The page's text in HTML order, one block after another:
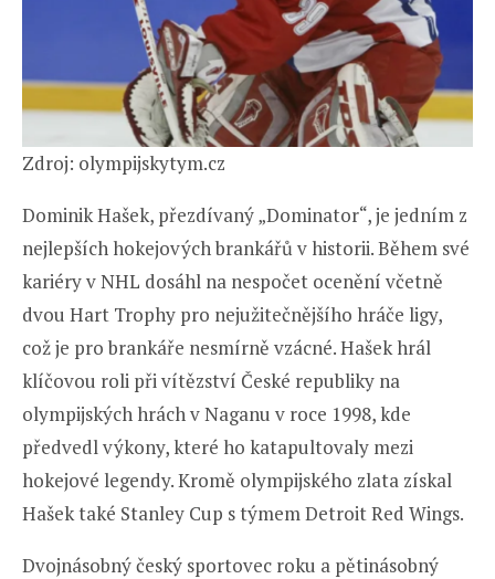
Zdroj: olympijskytym.cz
Dominik Hašek, přezdívaný „Dominator“, je jedním z
nejlepších hokejových brankářů v historii. Během své
kariéry v NHL dosáhl na nespočet ocenění včetně
dvou Hart Trophy pro nejužitečnějšího hráče ligy,
což je pro brankáře nesmírně vzácné. Hašek hrál
klíčovou roli při vítězství České republiky na
olympijských hrách v Naganu v roce 1998, kde
předvedl výkony, které ho katapultovaly mezi
hokejové legendy. Kromě olympijského zlata získal
Hašek také Stanley Cup s týmem Detroit Red Wings.
Dvojnásobný český sportovec roku a pětinásobný